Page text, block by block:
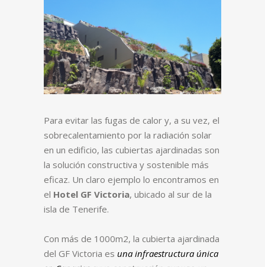
Para evitar las fugas de calor y, a su vez, el
sobrecalentamiento por la radiación solar
en un edificio, las cubiertas ajardinadas son
la solución constructiva y sostenible más
eficaz. Un claro ejemplo lo encontramos en
el Hotel GF Victoria, ubicado al sur de la
isla de Tenerife.
Con más de 1000m2, la cubierta ajardinada
del GF Victoria es una infraestructura única